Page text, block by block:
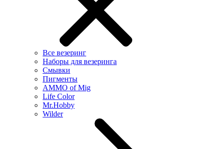
Все везеринг
Наборы для везеринга
Смывки
Пигменты
AMMO of Mig
Life Color
Mr.Hobby
Wilder